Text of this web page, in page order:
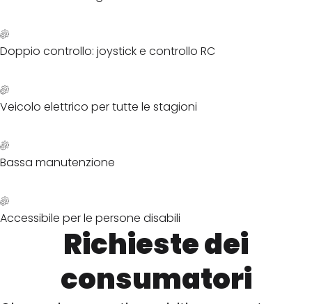
Doppio controllo: joystick e controllo RC
Veicolo elettrico per tutte le stagioni
Bassa manutenzione
Accessibile per le persone disabili
Richieste dei
consumatori